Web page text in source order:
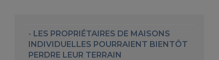
LES PROPRIÉTAIRES DE MAISONS
INDIVIDUELLES POURRAIENT BIENTÔT
PERDRE LEUR TERRAIN